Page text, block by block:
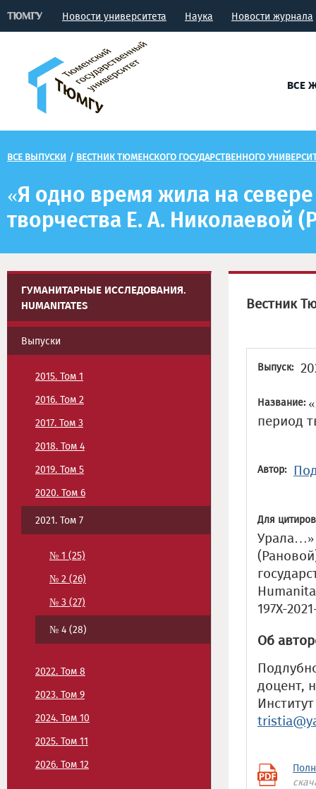
Новости университета Наука Новости журнала
ВСЕ
ВСЕ ВЫПУСКИ / ВЕСТНИК ТЮМЕНСКОГО ГОСУДАРСТВЕННОГО
«Я одно время жила на
творчества Е. А. Николаевой
ГУМАНИТАРНЫЕ ИССЛЕДОВАНИЯ.
HUMANITATES
Выпуски
2015. Том 1
2016. Том 2
2017. Том 3
2018. Том 4
2019. Том 5
2020. Том 6
2021. Том 7
№ 1 (25)
№ 2 (26)
№ 3 (27)
№ 4 (28)
2022. Том 8
2023. Том 9
2024. Том 10
2025. Том 11
2026. Том 12
Вестник
Выпуск:
Название:
период
Автор:
Для
Урала…»
197X-
Об
доцент,